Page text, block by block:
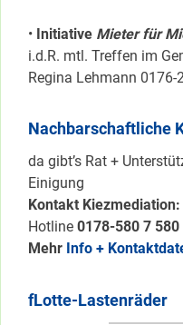
• Initiative Mieter für
i.d.R. mtl. Treffen im
Regina Lehmann 0176-
Nachbarschaftliche
da gibt’s Rat +
Einigung
Kontakt Kiezmediation:
Hotline 0178-580 7 580
Mehr Info +
fLotte-Lastenräder